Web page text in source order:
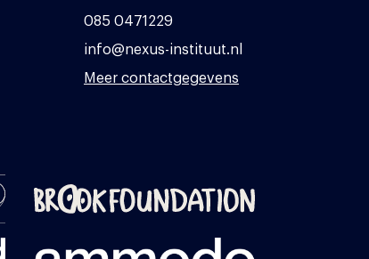
085 0471229
info@nexus-instituut.nl
Meer contactgegevens